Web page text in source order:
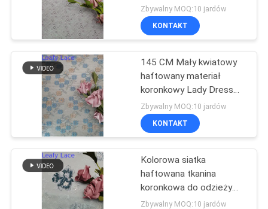
siatka z wzorem
kratowym
Zbywalny MOQ:10 jardów
KONTAKT
145 CM Mały kwiatowy
haftowany materiał
koronkowy Lady Dress
Lace Brown Color
Zbywalny MOQ:10 jardów
KONTAKT
Kolorowa siatka
haftowana tkanina
koronkowa do odzieży
damskiej
Zbywalny MOQ:10 jardów